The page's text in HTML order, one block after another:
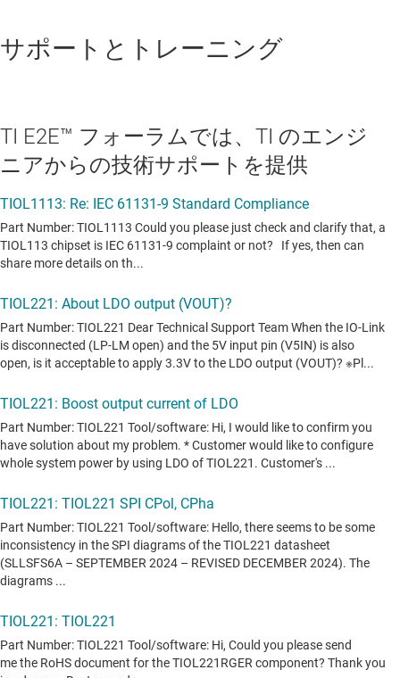
サポートとトレーニング
TI E2E™ フォーラムでは、TI のエンジ
ニアからの技術サポートを提供